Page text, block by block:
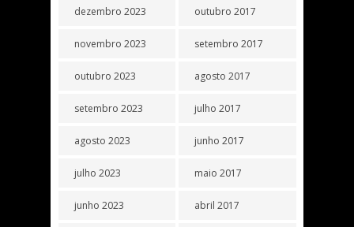
dezembro 2023
novembro 2023
outubro 2023
setembro 2023
agosto 2023
julho 2023
junho 2023
outubro 2017
setembro 2017
agosto 2017
julho 2017
junho 2017
maio 2017
abril 2017